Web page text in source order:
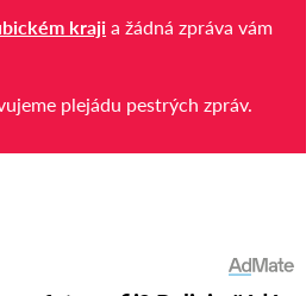
kraji a žádná zpráva vám
plejádu pestrých zpráv.